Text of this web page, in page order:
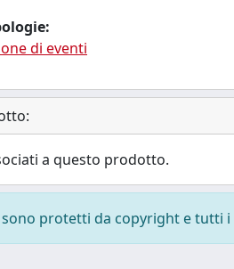
di eventi
a questo prodotto.
protetti da copyright e tutti